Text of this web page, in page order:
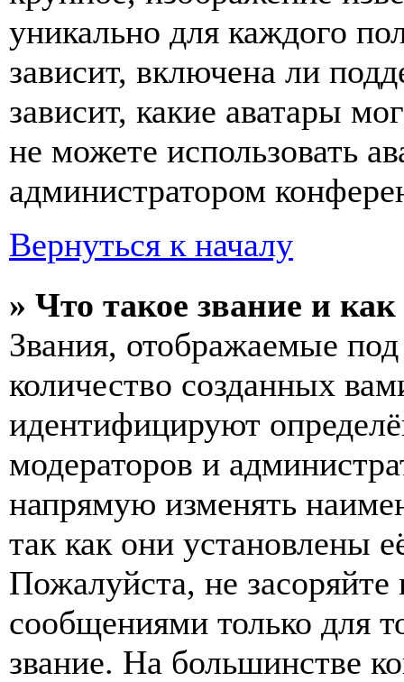
уникально для каждого
зависит, включена ли
зависит, какие аватары
не можете использовать
администратором
Вернуться к началу
» Что такое звание и
Звания, отображаемые
количество созданных
идентифицируют
модераторов и
напрямую изменять
так как они установлены
Пожалуйста, не
сообщениями только для
звание. На большинстве